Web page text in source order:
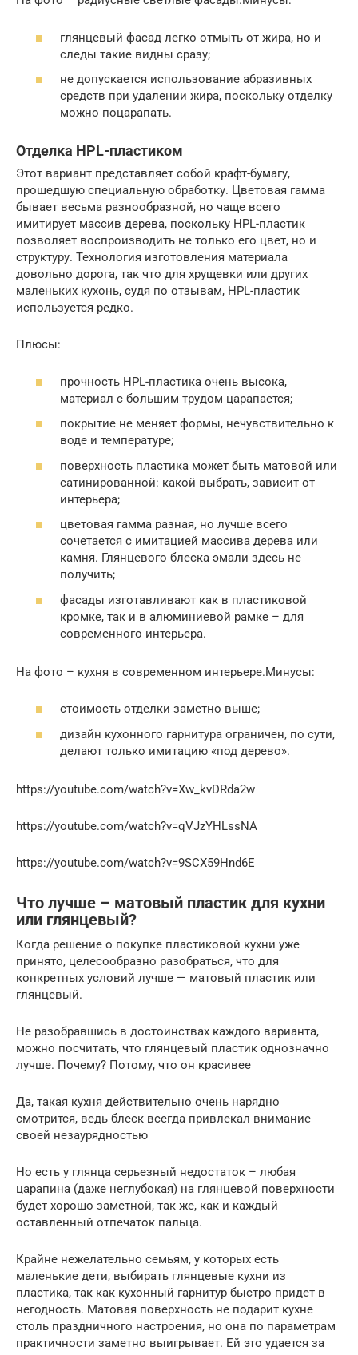
глянцевый фасад легко отмыть от жира, но и
следы такие видны сразу;
не допускается использование абразивных
средств при удалении жира, поскольку отделку
можно поцарапать.
Отделка HPL-пластиком
Этот вариант представляет собой крафт-бумагу,
прошедшую специальную обработку. Цветовая гамма
бывает весьма разнообразной, но чаще всего
имитирует массив дерева, поскольку HPL-пластик
позволяет воспроизводить не только его цвет, но и
структуру. Технология изготовления материала
довольно дорога, так что для хрущевки или других
маленьких кухонь, судя по отзывам, HPL-пластик
используется редко.
Плюсы:
прочность HPL-пластика очень высока,
материал с большим трудом царапается;
покрытие не меняет формы, нечувствительно к
воде и температуре;
поверхность пластика может быть матовой или
сатинированной: какой выбрать, зависит от
интерьера;
цветовая гамма разная, но лучше всего
сочетается с имитацией массива дерева или
камня. Глянцевого блеска эмали здесь не
получить;
фасады изготавливают как в пластиковой
кромке, так и в алюминиевой рамке – для
современного интерьера.
На фото – кухня в современном интерьере.Минусы:
стоимость отделки заметно выше;
дизайн кухонного гарнитура ограничен, по сути,
делают только имитацию «под дерево».
https://youtube.com/watch?v=Xw_kvDRda2w
https://youtube.com/watch?v=qVJzYHLssNA
https://youtube.com/watch?v=9SCX59Hnd6E
Что лучше – матовый пластик для кухни
или глянцевый?
Когда решение о покупке пластиковой кухни уже
принято, целесообразно разобраться, что для
конкретных условий лучше — матовый пластик или
глянцевый.
Не разобравшись в достоинствах каждого варианта,
можно посчитать, что глянцевый пластик однозначно
лучше. Почему? Потому, что он красивее
Да, такая кухня действительно очень нарядно
смотрится, ведь блеск всегда привлекал внимание
своей незаурядностью
Но есть у глянца серьезный недостаток – любая
царапина (даже неглубокая) на глянцевой поверхности
будет хорошо заметной, так же, как и каждый
оставленный отпечаток пальца.
Крайне нежелательно семьям, у которых есть
маленькие дети, выбирать глянцевые кухни из
пластика, так как кухонный гарнитур быстро придет в
негодность. Матовая поверхность не подарит кухне
столь праздничного настроения, но она по параметрам
практичности заметно выигрывает. Ей это удается за